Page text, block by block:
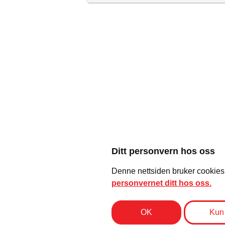
Kjøp billetter til standup show nå og bli
Reis Deg Komikerklubb
Reis Deg Komikerkubb er Norges største og eldste
standupklubb. Vi har dyrket frem komikere siden 1994.
Ditt personvern hos oss
Denne nettsiden bruker
personvernet ditt hos oss.
OK